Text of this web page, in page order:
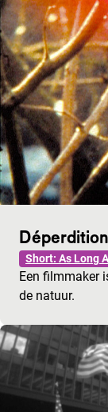
Short: As Long
Een filmmaker
de natuur.